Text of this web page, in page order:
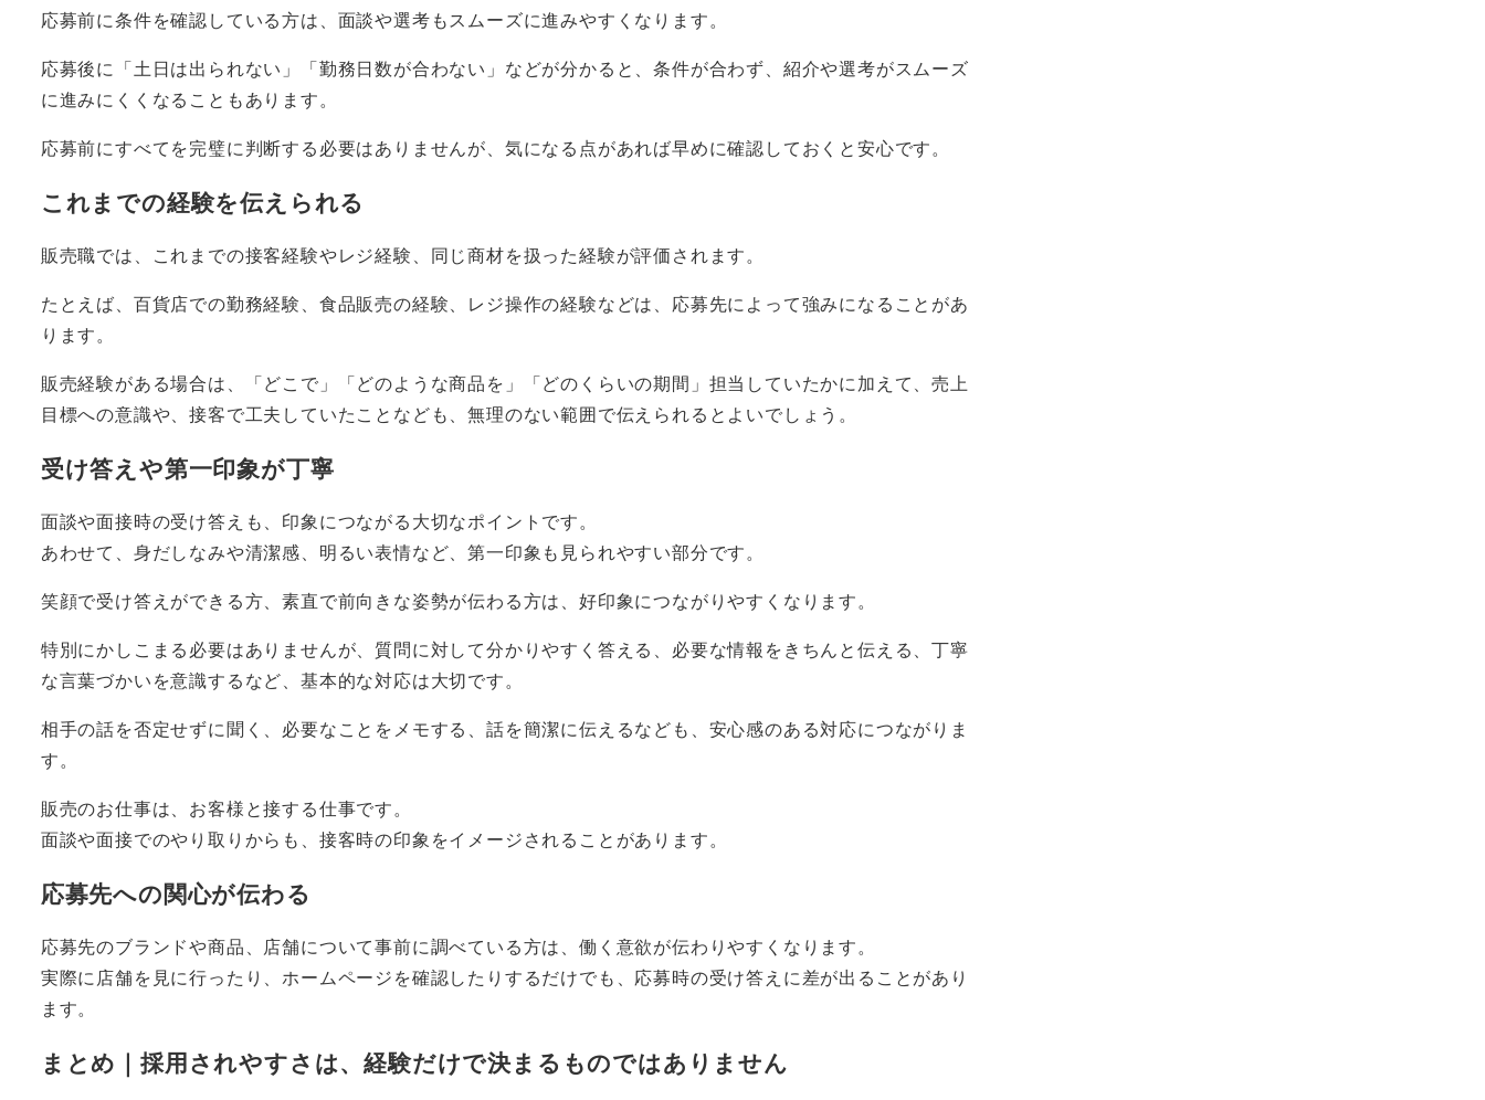
応募前に条件を確認している方は、面談や選考もスムーズに進みやすくなります。
応募後に「土日は出られない」「勤務日数が合わない」などが分かると、条件が合わず、紹介や選考がスムーズ
に進みにくくなることもあります。
応募前にすべてを完璧に判断する必要はありませんが、気になる点があれば早めに確認しておくと安心です。
これまでの経験を伝えられる
販売職では、これまでの接客経験やレジ経験、同じ商材を扱った経験が評価されます。
たとえば、百貨店での勤務経験、食品販売の経験、レジ操作の経験などは、応募先によって強みになることがあ
ります。
販売経験がある場合は、「どこで」「どのような商品を」「どのくらいの期間」担当していたかに加えて、売上
目標への意識や、接客で工夫していたことなども、無理のない範囲で伝えられるとよいでしょう。
受け答えや第一印象が丁寧
面談や面接時の受け答えも、印象につながる大切なポイントです。
あわせて、身だしなみや清潔感、明るい表情など、第一印象も見られやすい部分です。
笑顔で受け答えができる方、素直で前向きな姿勢が伝わる方は、好印象につながりやすくなります。
特別にかしこまる必要はありませんが、質問に対して分かりやすく答える、必要な情報をきちんと伝える、丁寧
な言葉づかいを意識するなど、基本的な対応は大切です。
相手の話を否定せずに聞く、必要なことをメモする、話を簡潔に伝えるなども、安心感のある対応につながりま
す。
販売のお仕事は、お客様と接する仕事です。
面談や面接でのやり取りからも、接客時の印象をイメージされることがあります。
応募先への関心が伝わる
応募先のブランドや商品、店舗について事前に調べている方は、働く意欲が伝わりやすくなります。
実際に店舗を見に行ったり、ホームページを確認したりするだけでも、応募時の受け答えに差が出ることがあり
ます。
まとめ｜採用されやすさは、経験だけで決まるものではありません